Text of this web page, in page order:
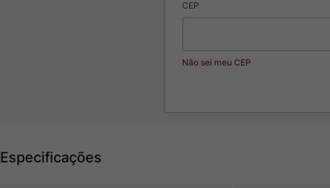
CEP
Não sei meu CEP
Especificações